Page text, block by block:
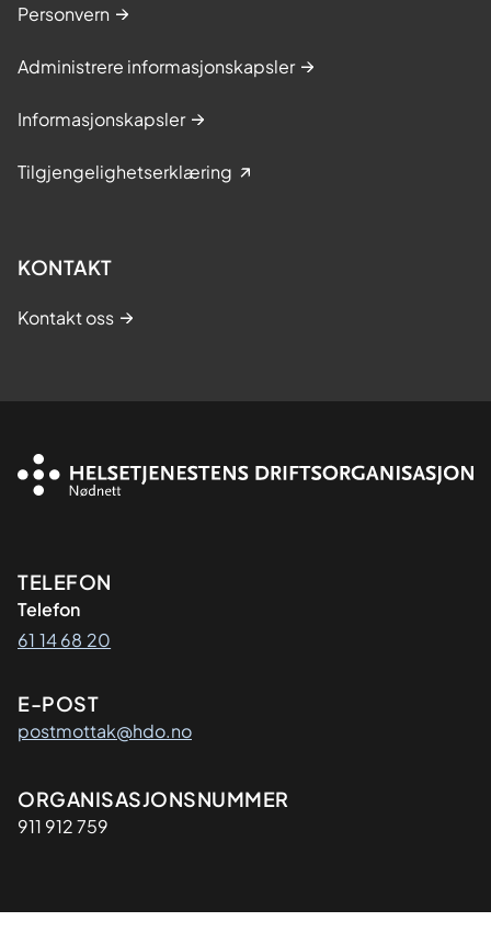
Personvern
Administrere informasjonskapsler
Informasjonskapsler
Tilgjengelighetserklæring
KONTAKT
Kontakt oss
Kontaktinformasjon
TELEFON
Telefon
61 14 68 20
E-POST
postmottak@hdo.no
Organisasjon
ORGANISASJONSNUMMER
911 912 759